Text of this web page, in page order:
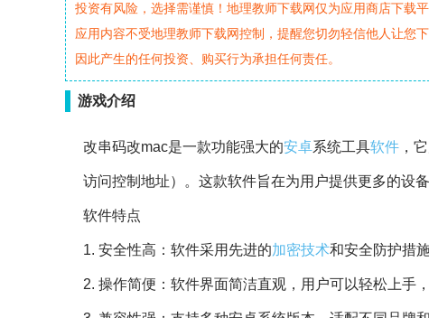
投资有风险，选择需谨慎！地理教师下载网仅为应用商店下载
应用内容不受地理教师下载网控制，提醒您切勿轻信他人让您
因此产生的任何投资、购买行为承担任何责任。
游戏介绍
改串码改mac是一款功能强大的安卓系统工具软件 ，
访问控制地址）。这款软件旨在为用户提供更多的设
软件特点
1. 安全性高：软件采用先进的加密技术和安全防护措
2. 操作简便：软件界面简洁直观，用户可以轻松上手